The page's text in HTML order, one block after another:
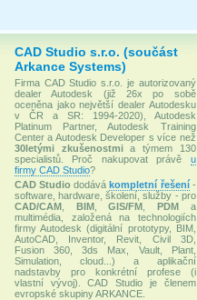
CAD Studio s.r.o. (součást
Arkance Systems)
Firma CAD Studio s.r.o. je autorizovaný
dealer Autodesk (již 26x po sobě
oceněna jako největší dealer Autodesku
v ČR a SR: 1994-2020), Autodesk
Platinum Partner, Autodesk Training
Center a Autodesk Developer s více než
30letými zkušenostmia týmem 130
specialistů. Proč nakupovat právě u
firmy CAD Studio?
CAD Studio dodávákompletní řešení-
software, hardware, školení, služby - pro
CAD/CAM
BIM,GIS/FM ,PDM a
multimédia, založená na technologiích
firmy Autodesk (digitální prototypy, BIM,
AutoCAD, Inventor, Revit, Civil 3D,
Fusion 360, 3ds Max, Vault, Plant,
Simulation, cloud...) a aplikační
nadstavby pro konkrétní profese (i
vlastní vývoj). CAD Studio je členem
evropské skupiny ARKANCE.